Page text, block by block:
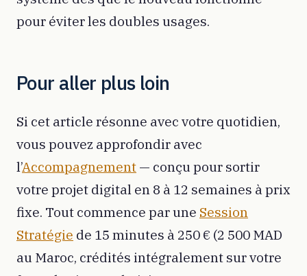
pour éviter les doubles usages.
Pour aller plus loin
Si cet article résonne avec votre quotidien,
vous pouvez approfondir avec
l’Accompagnement — conçu pour sortir
votre projet digital en 8 à 12 semaines à prix
fixe. Tout commence par une Session
Stratégie de 15 minutes à 250 € (2 500 MAD
au Maroc, crédités intégralement sur votre